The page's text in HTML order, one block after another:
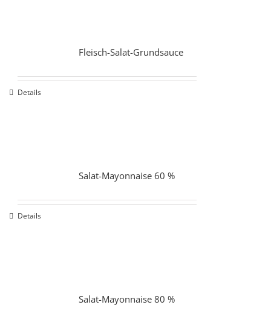
Fleisch-Salat-Grundsauce
Details
Salat-Mayonnaise 60 %
Details
Salat-Mayonnaise 80 %